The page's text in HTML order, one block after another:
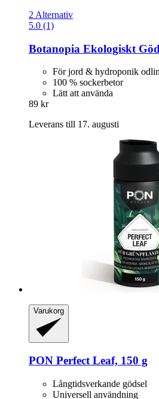
2 Alternativ
5.0 (1)
Botanopia Ekologiskt
För jord & hydroponik
100 % sockerbetor
Lätt att använda
89 kr
Leverans till 17. augusti
Varukorg
PON Perfect Leaf, 150 g
Långtidsverkande gödsel
Universell användning